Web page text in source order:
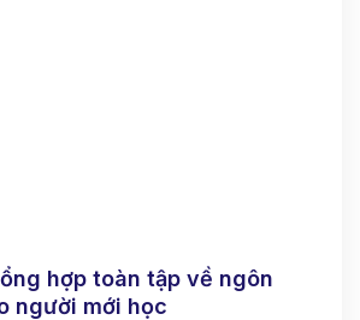
hợp toàn tập về ngôn
người mới học